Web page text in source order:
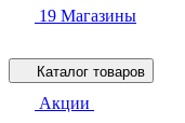
19 Магазины
Каталог товаров
Акции